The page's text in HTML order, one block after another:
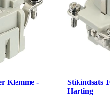
Klemme -
Stikindsats
Harting